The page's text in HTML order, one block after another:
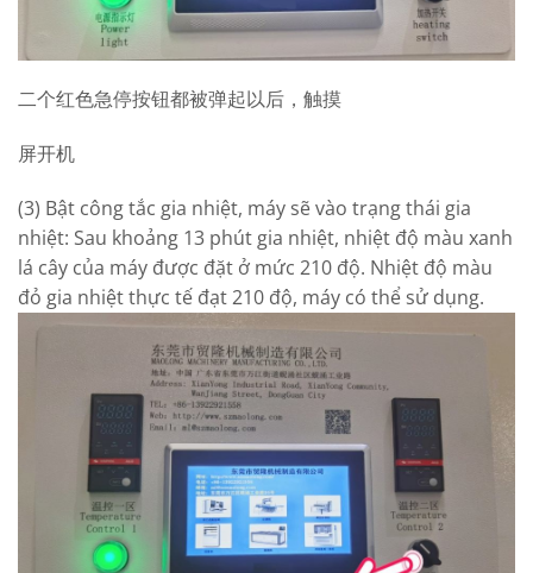
二个红色急停按钮都被弹起以后，触摸
屏开机
(3) Bật công tắc gia nhiệt, máy sẽ vào trạng thái gia
nhiệt: Sau khoảng 13 phút gia nhiệt, nhiệt độ màu xanh
lá cây của máy được đặt ở mức 210 độ. Nhiệt độ màu
đỏ gia nhiệt thực tế đạt 210 độ, máy có thể sử dụng.